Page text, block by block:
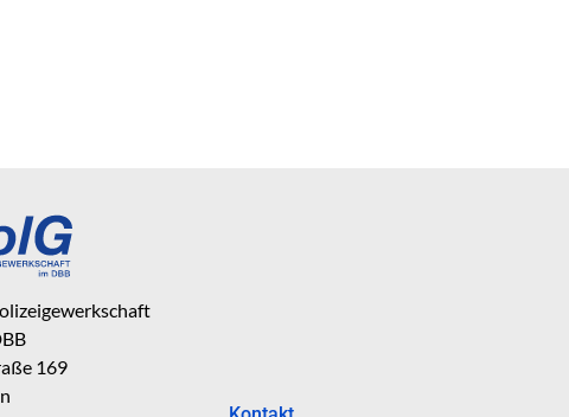
169